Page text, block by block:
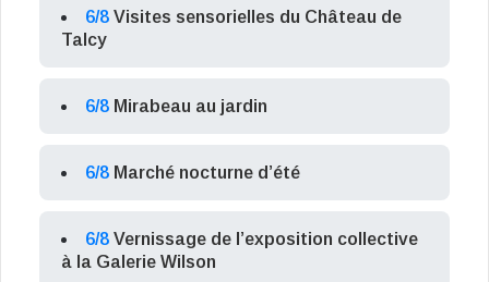
6/8 Visites sensorielles du Château de
Talcy
6/8 Mirabeau au jardin
6/8 Marché nocturne d’été
6/8 Vernissage de l’exposition collective
à la Galerie Wilson